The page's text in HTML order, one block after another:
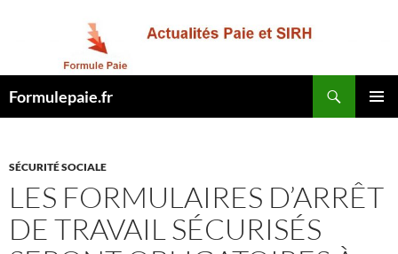
Formulepaie.fr
SÉCURITÉ SOCIALE
LES FORMULAIRES D’ARRÊT
DE TRAVAIL SÉCURISÉS